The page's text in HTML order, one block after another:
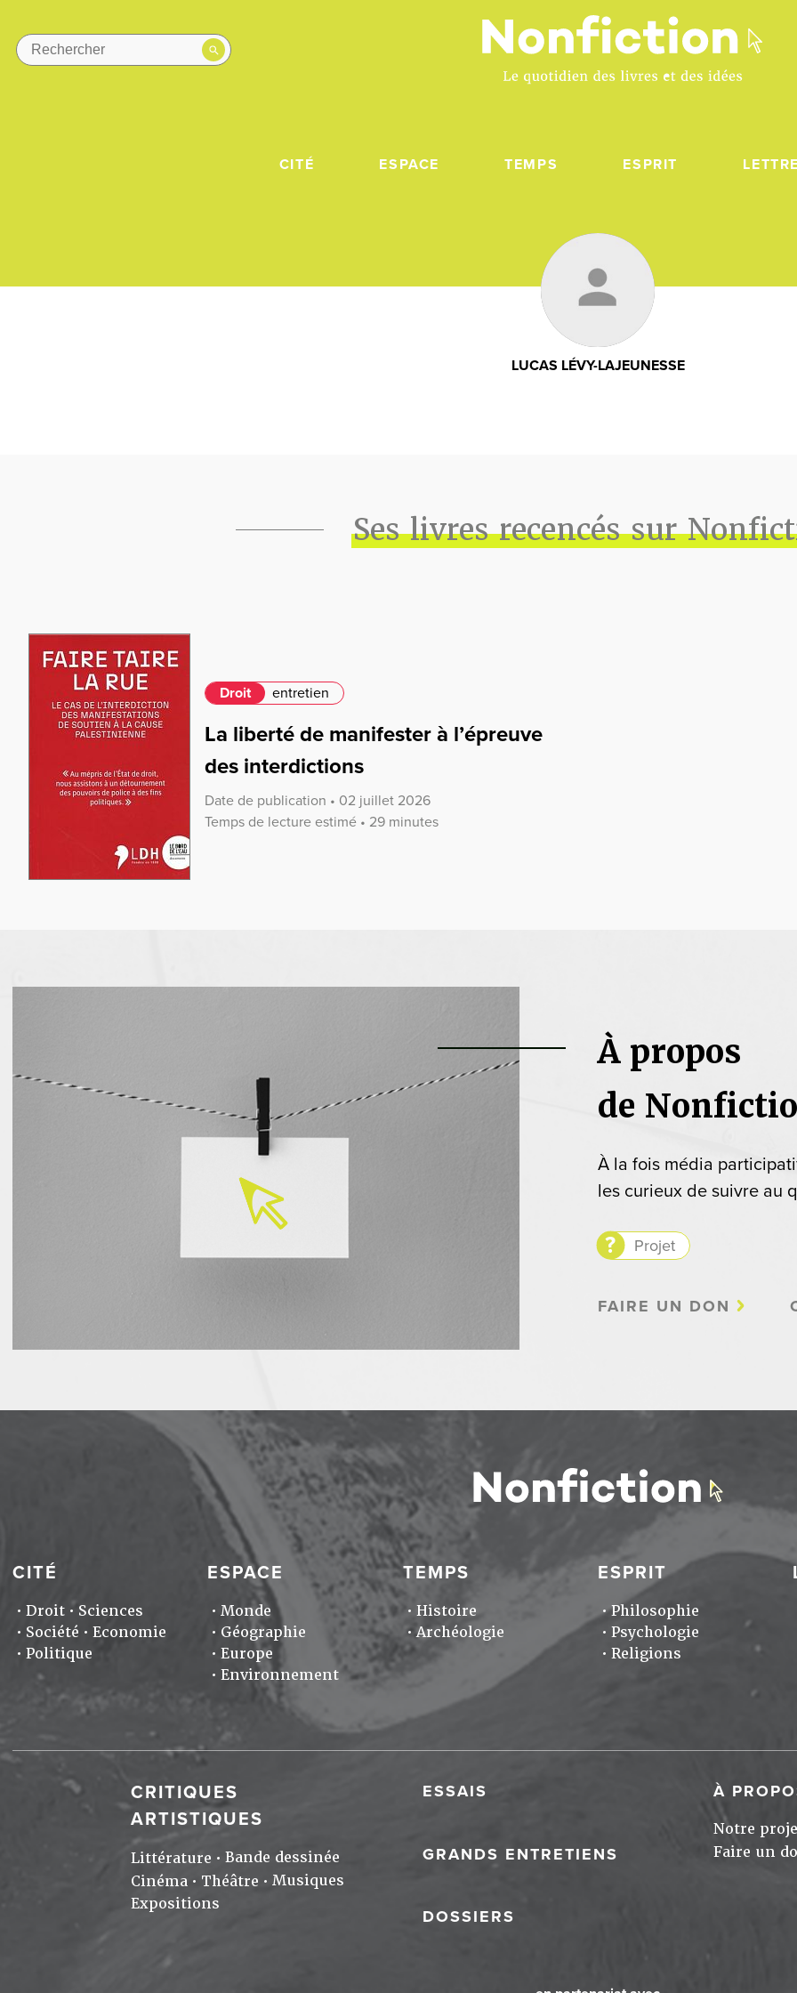
CITÉ ESPACE TEMPS ESPRIT
LUCAS LÉVY-LAJEUNESSE
Ses livres recencés sur
Droit entretien
La liberté de manifester à l’épreuve
des interdictions
Date de publication • 02 juillet 2026
Temps de lecture estimé • 29 minutes
À propos
de
À la fois média
les curieux de suivre au
Projet
FAIRE UN DON
CITÉ
Droit
Sciences
Société
Economie
Politique
ESPACE
Monde
Géographie
Europe
Environnement
TEMPS
Histoire
Archéologie
ESPRIT
Philosophie
Psychologie
Religions
CRITIQUES
ARTISTIQUES
Littérature
Bande dessinée
Cinéma
Théâtre
Musiques
Expositions
ESSAIS
GRANDS ENTRETIENS
DOSSIERS
À
Notre
Faire un